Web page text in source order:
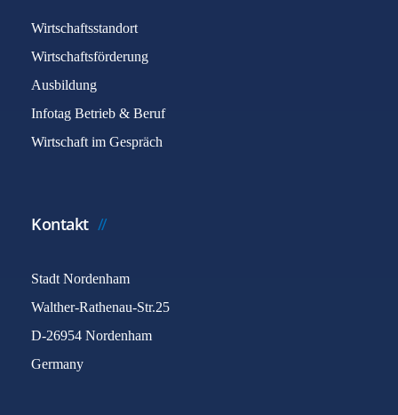
Wirtschaftsstandort
Wirtschaftsförderung
Ausbildung
Infotag Betrieb & Beruf
Wirtschaft im Gespräch
Kontakt
Stadt Nordenham
Walther-Rathenau-Str.25
D-26954 Nordenham
Germany